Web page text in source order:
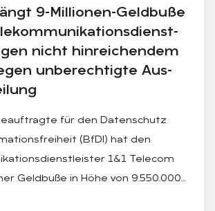
9-Mil­lio­nen-Geld­bu­ße
nicht hin­rei­chen­dem
un­be­rech­tig­te Aus­
für den Datenschutz
(BfDI) hat den
1&1 Telecom
Geldbuße in Höhe von 9.550.000…